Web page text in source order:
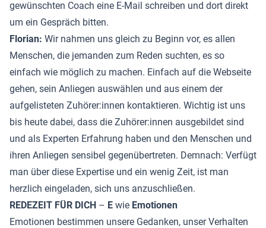
gewünschten Coach eine E-Mail schreiben und dort direkt
um ein Gespräch bitten.
Florian: Wir nahmen uns gleich zu Beginn vor, es allen
Menschen, die jemanden zum Reden suchten, es so
einfach wie möglich zu machen. Einfach auf die Webseite
gehen, sein Anliegen auswählen und aus einem der
aufgelisteten Zuhörer:innen kontaktieren. Wichtig ist uns
bis heute dabei, dass die Zuhörer:innen ausgebildet sind
und als Experten Erfahrung haben und den Menschen und
ihren Anliegen sensibel gegenübertreten. Demnach: Verfügt
man über diese Expertise und ein wenig Zeit, ist man
herzlich eingeladen, sich uns anzuschließen.
REDEZEIT FÜR DICH – E wie Emotionen
Emotionen bestimmen unsere Gedanken, unser Verhalten